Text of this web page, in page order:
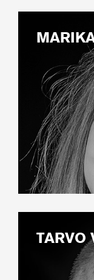
TARVO